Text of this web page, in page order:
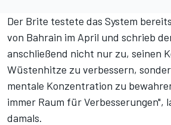
Der Brite testete das System
von Bahrain im April und schrieb
anschließend nicht nur zu, seinen
Wüstenhitze zu verbessern,
mentale Konzentration zu
immer Raum für Verbesserungen",
damals.